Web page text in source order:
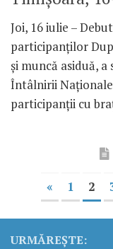
Joi, 16 iulie –
participanților
și muncă asiduă,
Întâlnirii
participanții cu
« 1 2
URMĂREȘTE: